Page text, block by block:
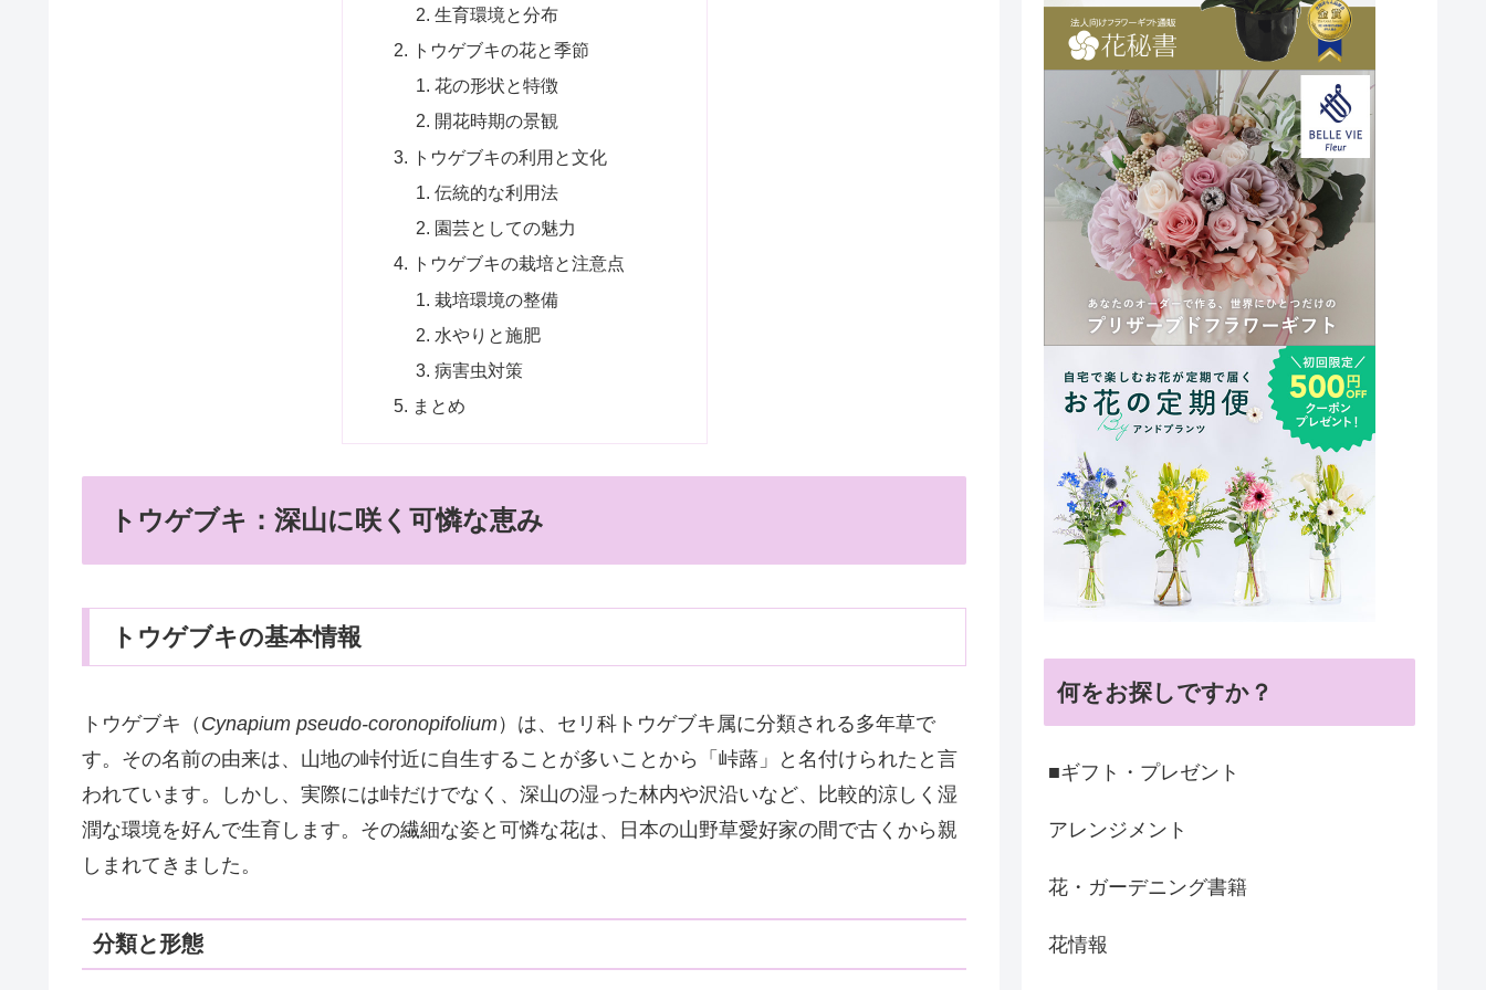
生育環境と分布
トウゲブキの花と季節
花の形状と特徴
開花時期の景観
トウゲブキの利用と文化
伝統的な利用法
園芸としての魅力
トウゲブキの栽培と注意点
栽培環境の整備
水やりと施肥
病害虫対策
まとめ
トウゲブキ：深山に咲く可憐な恵み
トウゲブキの基本情報
トウゲブキ（ Cynapium pseudo-coronopifolium）は、セリ科トウゲブキ属に分類される多年草で
す。その名前の由来は、山地の峠付近に自生することが多いことから「峠蕗」と名付けられたと言
われています。しかし、実際には峠だけでなく、深山の湿った林内や沢沿いなど、比較的涼しく湿
潤な環境を好んで生育します。その繊細な姿と可憐な花は、日本の山野草愛好家の間で古くから親
しまれてきました。
分類と形態
何をお探しですか？
■ギフト・プレゼント
アレンジメント
花・ガーデニング書籍
花情報